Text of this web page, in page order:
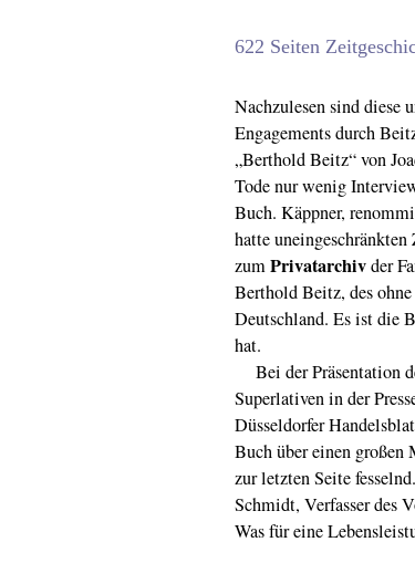
622 Seiten
Nachzulesen sind diese
Engagements durch
„Berthold Beitz“ von
Tode nur wenig
Buch. Käppner,
hatte
zumPrivatarchivder
Berthold Beitz, des
Deutschland. Es ist die
hat.
Bei der Präsentation
Superlativen in der
Düsseldorfer
Buch über einen großen
zur letzten Seite
Schmidt, Verfasser des
Was für eine